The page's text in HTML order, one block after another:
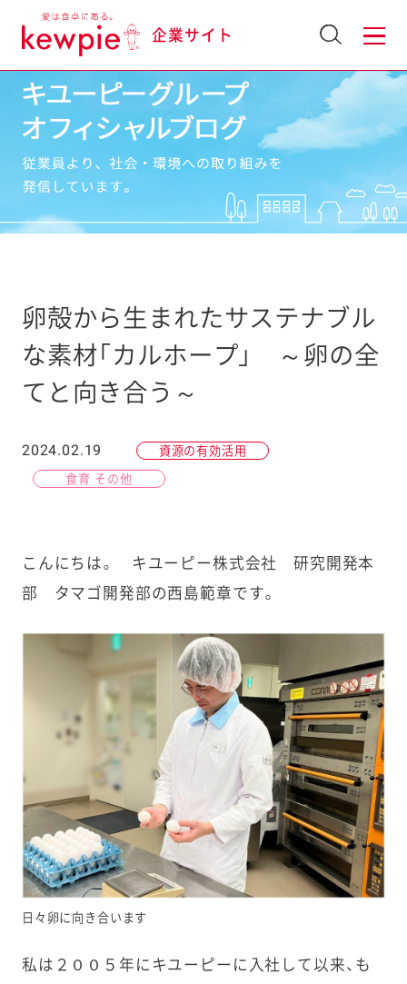
企業サイト
卵殻から生まれたサステナブル
な素材「カルホープ」 ～卵の全
てと向き合う～
2024.02.19 資源の有効活用
食育 その他
こんにちは。 キユーピー株式会社 研究開発本
部 タマゴ開発部の西島範章です。
日々卵に向き合います
私は２００５年にキユーピーに入社して以来、も